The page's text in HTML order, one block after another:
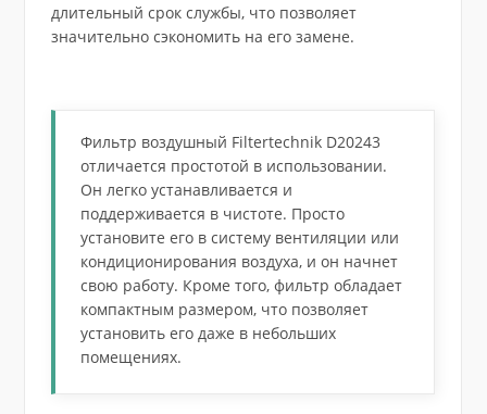
длительный срок службы, что позволяет
значительно сэкономить на его замене.
Фильтр воздушный Filtertechnik D20243
отличается простотой в использовании.
Он легко устанавливается и
поддерживается в чистоте. Просто
установите его в систему вентиляции или
кондиционирования воздуха, и он начнет
свою работу. Кроме того, фильтр обладает
компактным размером, что позволяет
установить его даже в небольших
помещениях.